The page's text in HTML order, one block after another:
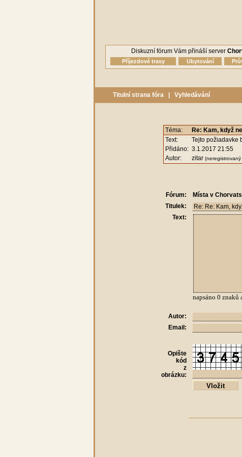
Diskuzní fórum Vám přináší server
Příjezdové trasy Ubytování
Titulní strana fóra
Vyhledávání
Téma:
Re: Kam, když
Text:
Tejto požiadavke
Přidáno: 3.1.2017 21:55
Autor:
zitar (neregistrovaný
Fórum:
Místa v
Titulek:
Text:
napsáno 0 znaků
Autor:
Email:
Opište
kód
z
obrázku: